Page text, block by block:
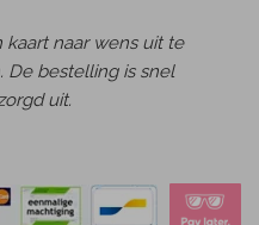
naar wens uit te
De bestelling is snel
uit.